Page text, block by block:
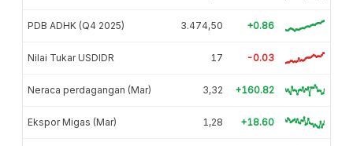
PDB ADHK (Q4 2025) 3.474,50 +0.86
Nilai Tukar USDIDR 17 -0.03
Neraca perdagangan (Mar) 3,32 +160.82
Ekspor Migas (Mar) 1,28 +18.60